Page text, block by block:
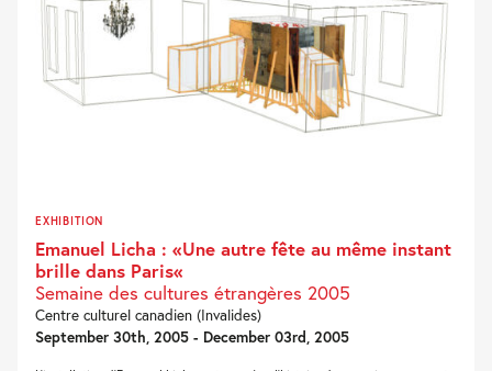
EXHIBITION
Emanuel Licha : «Une autre fête au même instant
brille dans Paris«
Semaine des cultures étrangères 2005
Centre culturel canadien (Invalides)
September 30th, 2005 - December 03rd, 2005